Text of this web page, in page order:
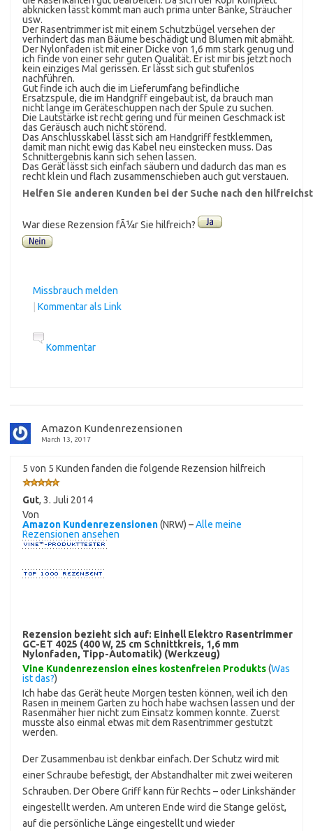
abknicken lässt kommt man auch prima unter Bänke, Sträucher
usw.
Der Rasentrimmer ist mit einem Schutzbügel versehen der
verhindert das man Bäume beschädigt und Blumen mit abmäht.
Der Nylonfaden ist mit einer Dicke von 1,6 mm stark genug und
ich finde von einer sehr guten Qualität. Er ist mir bis jetzt noch
kein einziges Mal gerissen. Er lässt sich gut stufenlos
nachführen.
Gut finde ich auch die im Lieferumfang befindliche
Ersatzspule, die im Handgriff eingebaut ist, da brauch man
nicht lange im Geräteschuppen nach der Spule zu suchen.
Die Lautstärke ist recht gering und für meinen Geschmack ist
das Geräusch auch nicht störend.
Das Anschlusskabel lässt sich am Handgriff festklemmen,
damit man nicht ewig das Kabel neu einstecken muss. Das
Schnittergebnis kann sich sehen lassen.
Das Gerät lässt sich einfach säubern und dadurch das man es
recht klein und flach zusammenschieben auch gut verstauen.
Helfen Sie anderen Kunden bei der Suche nach den
War diese Rezension fÃ¼r Sie hilfreich?
Missbrauch melden
Kommentar als Link
Kommentar
Amazon Kundenrezensionen
March 13, 2017
5 von 5 Kunden fanden die folgende Rezension hilfreich
Gut, 3. Juli 2014
Von
Amazon Kundenrezensionen(NRW) –Alle meine
Rezensionen ansehen
Rezension bezieht sich auf: Einhell Elektro Rasentrimmer
GC-ET 4025 (400 W, 25 cm Schnittkreis, 1,6 mm
Nylonfaden, Tipp-Automatik) (Werkzeug)
Vine Kundenrezension eines kostenfreien Produkts(Was
ist das?)
Ich habe das Gerät heute Morgen testen können, weil ich den
Rasen in meinem Garten zu hoch habe wachsen lassen und der
Rasenmäher hier nicht zum Einsatz kommen konnte. Zuerst
musste also einmal etwas mit dem Rasentrimmer gestutzt
werden.
Der Zusammenbau ist denkbar einfach. Der Schutz wird mit
einer Schraube befestigt, der Abstandhalter mit zwei weiteren
Schrauben. Der Obere Griff kann für Rechts – oder Linkshänder
eingestellt werden. Am unteren Ende wird die Stange gelöst,
auf die persönliche Länge eingestellt und wieder